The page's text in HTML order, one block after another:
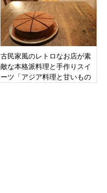
古民家風のレトロなお店が素
敵な本格派料理と手作りスイ
ーツ「アジア料理と甘いもの